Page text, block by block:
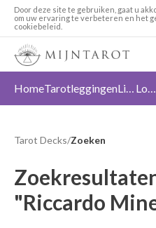
Door deze site te gebruiken, gaat u
om uw ervaring te verbeteren en het
cookiebeleid.
HomeTarotleggingen Liefde Loslaten
Tarot Decks/Zoeken
"Riccardo